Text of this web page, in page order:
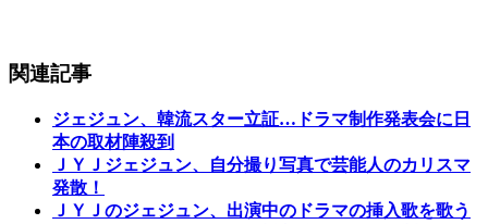
関連記事
ジェジュン、韓流スター立証…ドラマ制作発表会に日
本の取材陣殺到
ＪＹＪジェジュン、自分撮り写真で芸能人のカリスマ
発散！
ＪＹＪのジェジュン、出演中のドラマの挿入歌を歌う